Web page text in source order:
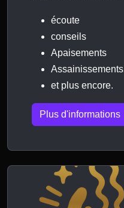
écoute
conseils
Apaisements
Assainissements
et plus encore.
Plus d'informations